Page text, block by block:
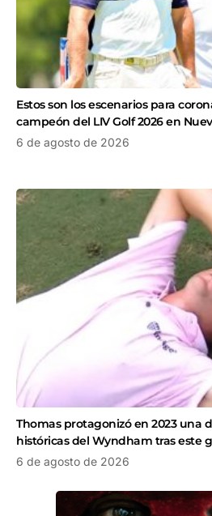
Estos son los escenarios para
campeón del LIV Golf 2026 en
6 de agosto de 2026
Thomas protagonizó en 2023 una
históricas del Wyndham tras este
6 de agosto de 2026